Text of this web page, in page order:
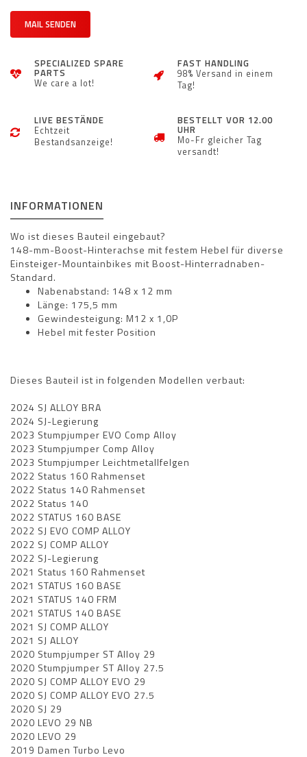
MAIL SENDEN
SPECIALIZED SPARE
PARTS
We care a lot!
FAST HANDLING
98% Versand in einem
Tag!
LIVE BESTÄNDE
Echtzeit
Bestandsanzeige!
BESTELLT VOR 12.00
UHR
Mo-Fr gleicher Tag
versandt!
INFORMATIONEN
Wo ist dieses Bauteil eingebaut?
148-mm-Boost-Hinterachse mit festem Hebel für diverse
Einsteiger-Mountainbikes mit Boost-Hinterradnaben-
Standard.
Nabenabstand: 148 x 12 mm
Länge: 175,5 mm
Gewindesteigung: M12 x 1,0P
Hebel mit fester Position
Dieses Bauteil ist in folgenden Modellen verbaut:
2024 SJ ALLOY BRA
2024 SJ-Legierung
2023 Stumpjumper EVO Comp Alloy
2023 Stumpjumper Comp Alloy
2023 Stumpjumper Leichtmetallfelgen
2022 Status 160 Rahmenset
2022 Status 140 Rahmenset
2022 Status 140
2022 STATUS 160 BASE
2022 SJ EVO COMP ALLOY
2022 SJ COMP ALLOY
2022 SJ-Legierung
2021 Status 160 Rahmenset
2021 STATUS 160 BASE
2021 STATUS 140 FRM
2021 STATUS 140 BASE
2021 SJ COMP ALLOY
2021 SJ ALLOY
2020 Stumpjumper ST Alloy 29
2020 Stumpjumper ST Alloy 27.5
2020 SJ COMP ALLOY EVO 29
2020 SJ COMP ALLOY EVO 27.5
2020 SJ 29
2020 LEVO 29 NB
2020 LEVO 29
2019 Damen Turbo Levo